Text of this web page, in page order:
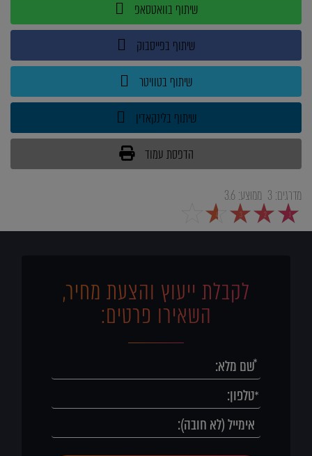
שיתוף בוואטסאפ
שיתוף בפייסבוק
שיתוף בטוויטר
שיתוף בלינקאדין
הדפסת עמוד
מדרגים: 3 ממוצע:3.6
1
2
3
4
לקבלת ייעוץ והצעת מחיר,
השאירו פרטים: